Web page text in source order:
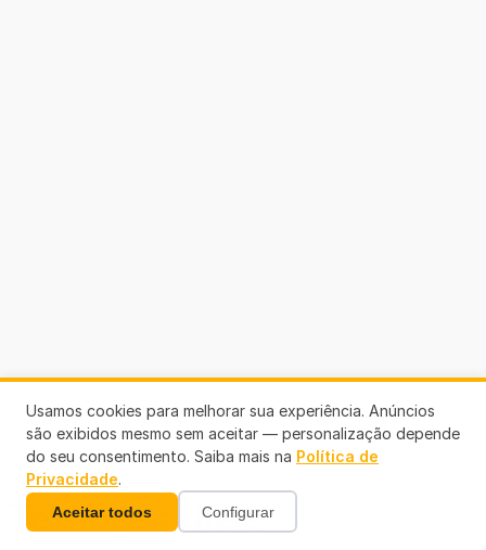
Telefones Úteis
Usamos cookies para melhorar sua experiência. Anúncios
são exibidos mesmo sem aceitar — personalização depende
do seu consentimento. Saiba mais na Política de
Privacidade.
Aceitar todos Configurar